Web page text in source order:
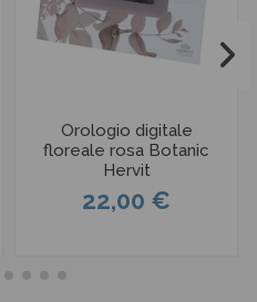
Orologio digitale
floreale rosa Botanic
Hervit
22,00 €